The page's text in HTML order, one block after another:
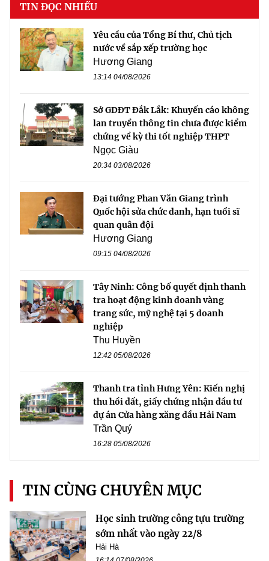
TIN ĐỌC NHIỀU
Yêu cầu của Tổng Bí thư, Chủ tịch
nước về sắp xếp trường học
Hương Giang
13:14 04/08/2026
Sở GDĐT Đắk Lắk: Khuyến cáo không
lan truyền thông tin chưa được kiểm
chứng về kỳ thi tốt nghiệp THPT
Ngọc Giàu
20:34 03/08/2026
Đại tướng Phan Văn Giang trình
Quốc hội sửa chức danh, hạn tuổi sĩ
quan quân đội
Hương Giang
09:15 04/08/2026
Tây Ninh: Công bố quyết định thanh
tra hoạt động kinh doanh vàng
trang sức, mỹ nghệ tại 5 doanh
nghiệp
Thu Huyền
12:42 05/08/2026
Thanh tra tỉnh Hưng Yên: Kiến nghị
thu hồi đất, giấy chứng nhận đầu tư
dự án Cửa hàng xăng dầu Hải Nam
Trần Quý
16:28 05/08/2026
TIN CÙNG CHUYÊN MỤC
Học sinh trường công tựu trường
sớm nhất vào ngày 22/8
Hải Hà